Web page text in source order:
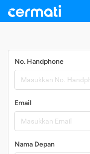
No. Handphone
Email
Nama Depan